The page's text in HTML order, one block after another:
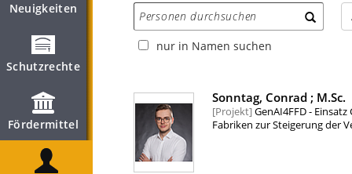
Neuigkeiten
Schutzrechte
Fördermittel
nur in Namen suchen
Sonntag, Conrad ; M.Sc.
Projekt GenAI4FFD -
Fabriken zur Steigerung der